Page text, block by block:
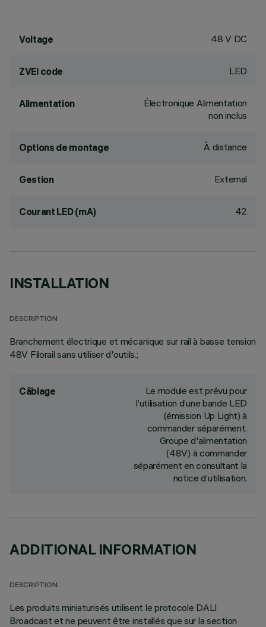
Voltage 48 V DC
ZVEI code LED
Alimentation
Électronique Alimentation
non inclus
Options de montage À distance
Gestion External
Courant LED (mA) 42
INSTALLATION
DESCRIPTION
Branchement électrique et mécanique sur rail à basse tension
48V Filorail sans utiliser d'outils.;
Câblage
Le module est prévu pour
l’utilisation d’une bande LED
(émission Up Light) à
commander séparément.
Groupe d'alimentation
(48V) à commander
séparément en consultant la
notice d’utilisation.
ADDITIONAL INFORMATION
DESCRIPTION
Les produits miniaturisés utilisent le protocole DALI
Broadcast et ne peuvent être installés que sur la section